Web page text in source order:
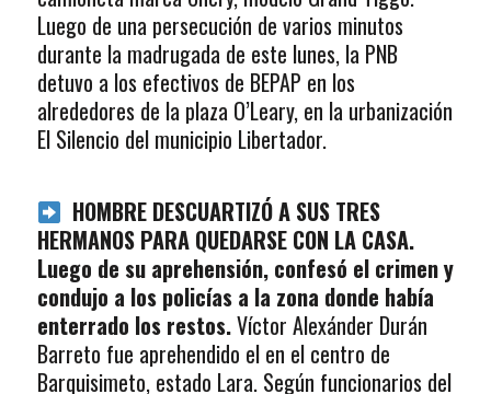
Luego de una persecución de varios minutos
durante la madrugada de este lunes, la PNB
detuvo a los efectivos de BEPAP en los
alrededores de la plaza O’Leary, en la urbanización
El Silencio del municipio Libertador.
HOMBRE DESCUARTIZÓ A SUS TRES
HERMANOS PARA QUEDARSE CON LA CASA.
Luego de su aprehensión, confesó el crimen y
condujo a los policías a la zona donde había
enterrado los restos.Víctor Alexánder Durán
Barreto fue aprehendido el en el centro de
Barquisimeto, estado Lara. Según funcionarios del